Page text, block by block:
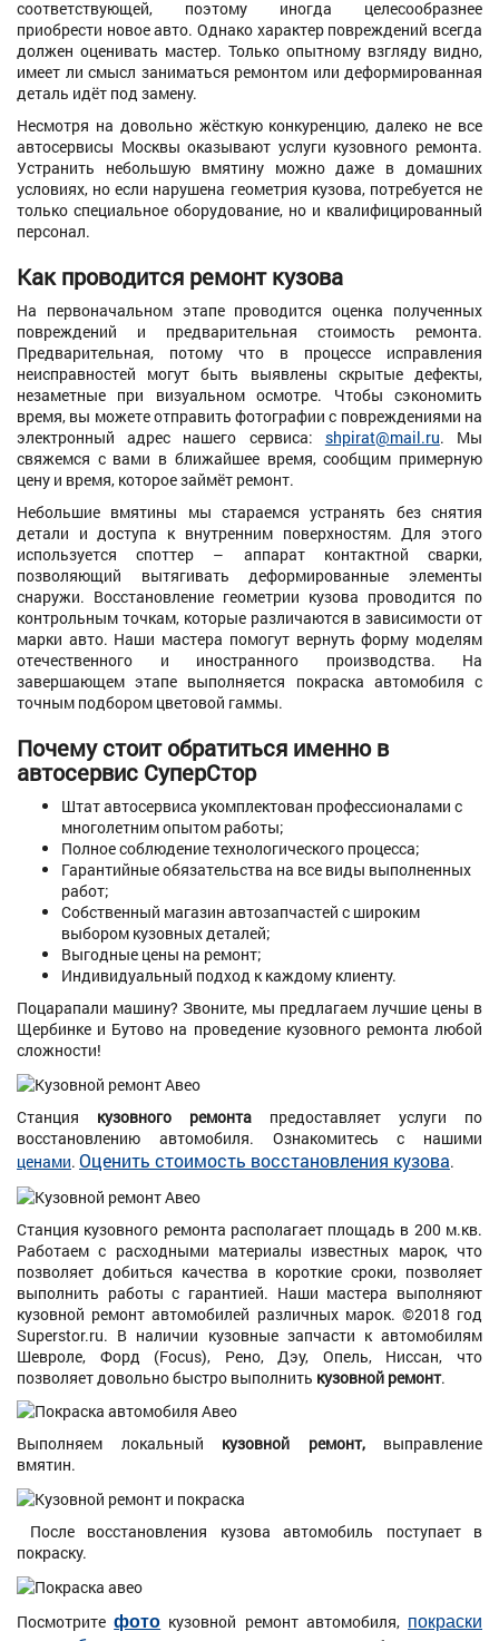
соответствующей, поэтому иногда целесообразнее
приобрести новое авто. Однако характер повреждений всегда
должен оценивать мастер. Только опытному взгляду видно,
имеет ли смысл заниматься ремонтом или деформированная
деталь идёт под замену.
Несмотря на довольно жёсткую конкуренцию, далеко не все
автосервисы Москвы оказывают услуги кузовного ремонта.
Устранить небольшую вмятину можно даже в домашних
условиях, но если нарушена геометрия кузова, потребуется не
только специальное оборудование, но и квалифицированный
персонал.
Как проводится ремонт кузова
На первоначальном этапе проводится оценка полученных
повреждений и предварительная стоимость ремонта.
Предварительная, потому что в процессе исправления
неисправностей могут быть выявлены скрытые дефекты,
незаметные при визуальном осмотре. Чтобы сэкономить
время, вы можете отправить фотографии с повреждениями на
электронный адрес нашего сервиса: shpirat@mail.ru. Мы
свяжемся с вами в ближайшее время, сообщим примерную
цену и время, которое займёт ремонт.
Небольшие вмятины мы стараемся устранять без снятия
детали и доступа к внутренним поверхностям. Для этого
используется споттер – аппарат контактной сварки,
позволяющий вытягивать деформированные элементы
снаружи. Восстановление геометрии кузова проводится по
контрольным точкам, которые различаются в зависимости от
марки авто. Наши мастера помогут вернуть форму моделям
отечественного и иностранного производства. На
завершающем этапе выполняется покраска автомобиля с
точным подбором цветовой гаммы.
Почему стоит обратиться именно в
автосервис СуперСтор
Штат автосервиса укомплектован профессионалами с
многолетним опытом работы;
Полное соблюдение технологического процесса;
Гарантийные обязательства на все виды выполненных
работ;
Собственный магазин автозапчастей с широким
выбором кузовных деталей;
Выгодные цены на ремонт;
Индивидуальный подход к каждому клиенту.
Поцарапали машину? Звоните, мы предлагаем лучшие цены в
Щербинке и Бутово на проведение кузовного ремонта любой
сложности!
Станция кузовного ремонта предоставляет услуги по
восстановлению автомобиля. Ознакомитесь с нашими
ценами. Оценить стоимость восстановления кузова.
Станция кузовного ремонта располагает площадь в 200 м.кв.
Работаем с расходными материалы известных марок, что
позволяет добиться качества в короткие сроки, позволяет
выполнить работы с гарантией. Наши мастера выполняют
кузовной ремонт автомобилей различных марок. ©2018 год
Superstor.ru. В наличии кузовные запчасти к автомобилям
Шевроле, Форд (Focus), Рено, Дэу, Опель, Ниссан, что
позволяет довольно быстро выполнить кузовной ремонт.
Выполняем локальный кузовной ремонт,выправление
вмятин.
После восстановления кузова автомобиль поступает в
покраску.
Посмотритефото кузовной ремонт автомобиля, покраски